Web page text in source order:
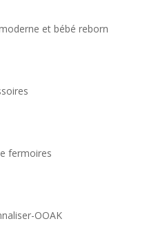
et bébé reborn
fermoires
OOAK